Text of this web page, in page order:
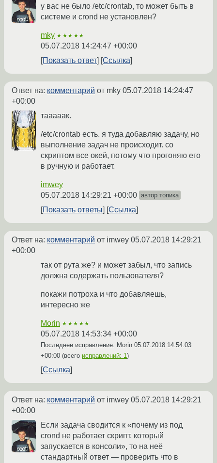
у вас не было /etc/crontab, то может быть в
системе и crond не установлен?
mky ★★★★★
05.07.2018 14:24:47 +00:00
Показать ответ
Ссылка
Ответ на: комментарий от mky 05.07.2018 14:24:47
+00:00
тааааак.
/etc/crontab есть. я туда добавляю задачу, но
выполнение задач не происходит. со
скриптом все окей, потому что прогоняю его
в ручную и работает.
imwey
05.07.2018 14:29:21 +00:00 автор топика
Показать ответы Ссылка
Ответ на: комментарий от imwey 05.07.2018 14:29:21
+00:00
так от рута же? и может забыл, что запись
должна содержать пользователя?
покажи потроха и что добавляешь,
интересно же
Morin ★★★★★
05.07.2018 14:53:34 +00:00
Последнее исправление: Morin 05.07.2018 14:54:03
+00:00 (всего исправлений: 1)
Ссылка
Ответ на: комментарий от imwey 05.07.2018 14:29:21
+00:00
Если задача сводится к «почему из под
crond не работает скрипт, который
запускается в консоли», то на неё
стандартный ответ — проверить что в